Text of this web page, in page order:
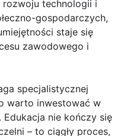
technologii i
gospodarczych,
staje się
zawodowego i
specjalistycznej
warto inwestować w
nie kończy się
– to ciągły proces,